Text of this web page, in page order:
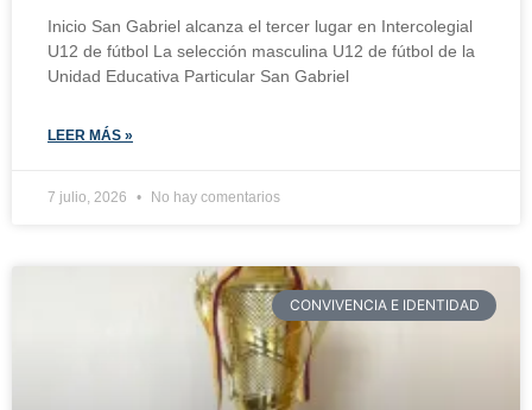
Inicio San Gabriel alcanza el tercer lugar en Intercolegial
U12 de fútbol La selección masculina U12 de fútbol de la
Unidad Educativa Particular San Gabriel
LEER MÁS »
7 julio, 2026 No hay comentarios
CONVIVENCIA E IDENTIDAD